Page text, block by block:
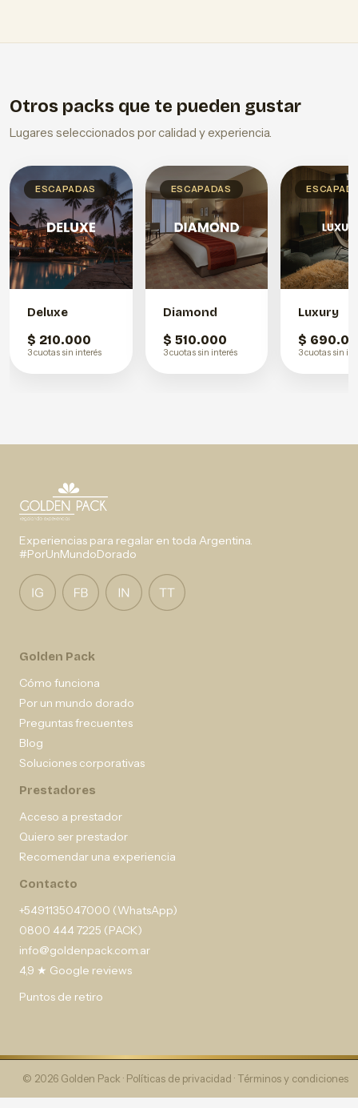
Otros packs que te pueden gustar
Lugares seleccionados por calidad y experiencia.
ESCAPADAS
Deluxe
$ 210.000
3 cuotas sin interés
ESCAPADAS
Diamond
$ 510.000
3 cuotas sin interés
Luxury
$
3 cuotas sin
Experiencias para regalar en toda Argentina.
#PorUnMundoDorado
Golden Pack
Cómo funciona
Por un mundo dorado
Preguntas frecuentes
Blog
Soluciones corporativas
Prestadores
Acceso a prestador
Quiero ser prestador
Recomendar una experiencia
Contacto
+5491135047000 (WhatsApp)
0800 444 7225 (PACK)
info@goldenpack.com.ar
4,9 ★ Google reviews
Puntos de retiro
© 2026 Golden Pack · Políticas de privacidad · Términos y condiciones